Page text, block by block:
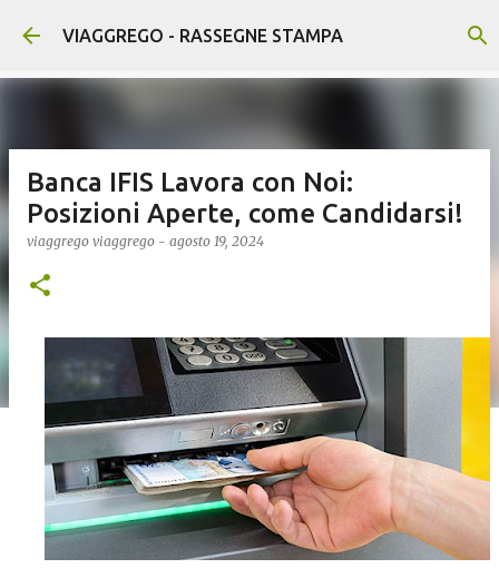
Passa ai contenuti principali
VIAGGREGO - RASSEGNE STAMPA
Banca IFIS Lavora con Noi:
Posizioni Aperte, come Candidarsi!
viaggrego viaggrego - agosto 19, 2024